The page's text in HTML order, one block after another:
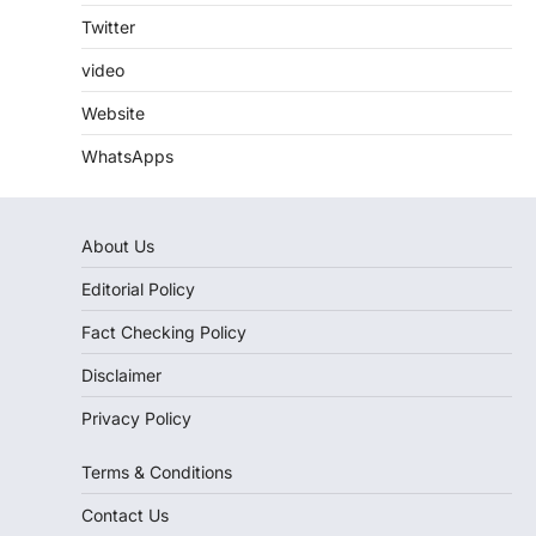
Twitter
video
Website
WhatsApps
About Us
Editorial Policy
Fact Checking Policy
Disclaimer
Privacy Policy
Terms & Conditions
Contact Us